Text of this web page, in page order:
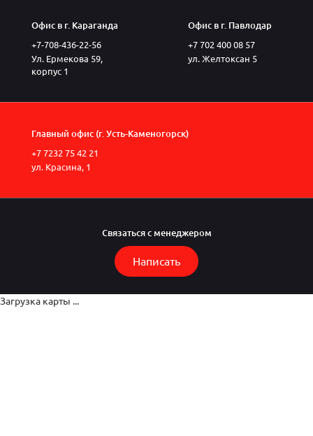
Офис в г. Караганда
+7-708-436-22-56
Ул. Ермекова 59,
корпус 1
Офис в г. Павлодар
+7 702 400 08 57
ул. Желтоксан 5
Главный офис (г. Усть-Каменогорск)
+7 7232 75 42 21
ул. Красина, 1
Связаться с менеджером
Написать
Загрузка карты ...